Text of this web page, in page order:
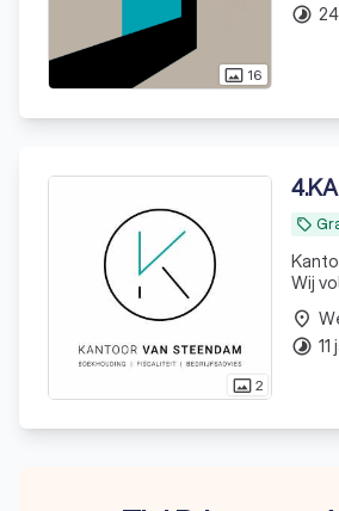
photo_size_select_actual 16
timelapse
photo_size_select_actual2
4.
local_offer
Wij
place
timelapse